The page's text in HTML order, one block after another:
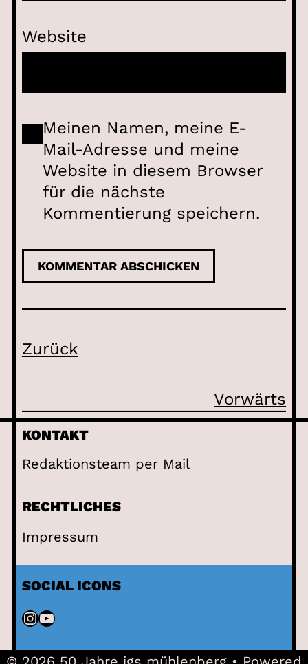
Website
Meinen Namen, meine E-
Mail-Adresse und meine
Website in diesem Browser
für die nächste
Kommentierung speichern.
Zurück
Vorwärts
KONTAKT
Redaktionsteam per Mail
RECHTLICHES
Impressum
SOCIAL ICONS
InstagramYouTube